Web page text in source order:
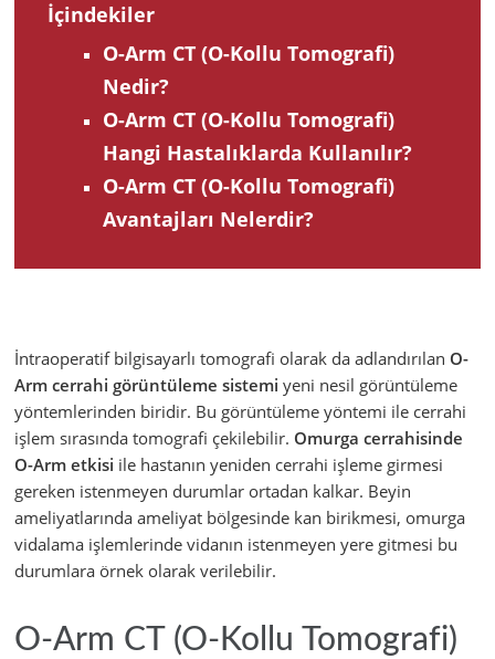
İçindekiler
O-Arm CT (O-Kollu Tomografi)
Nedir?
O-Arm CT (O-Kollu Tomografi)
Hangi Hastalıklarda Kullanılır?
O-Arm CT (O-Kollu Tomografi)
Avantajları Nelerdir?
İntraoperatif bilgisayarlı tomografi olarak da adlandırılan O-
Arm cerrahi görüntüleme sistemi yeni nesil görüntüleme
yöntemlerinden biridir. Bu görüntüleme yöntemi ile cerrahi
işlem sırasında tomografi çekilebilir. Omurga cerrahisinde
O-Arm etkisi ile hastanın yeniden cerrahi işleme girmesi
gereken istenmeyen durumlar ortadan kalkar. Beyin
ameliyatlarında ameliyat bölgesinde kan birikmesi, omurga
vidalama işlemlerinde vidanın istenmeyen yere gitmesi bu
durumlara örnek olarak verilebilir.
O-Arm CT (O-Kollu Tomografi)